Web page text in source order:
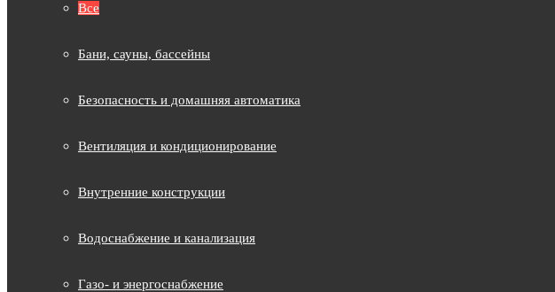
Все
Бани, сауны, бассейны
Безопасность и домашняя автоматика
Вентиляция и кондиционирование
Внутренние конструкции
Водоснабжение и канализация
Газо- и энергоснабжение